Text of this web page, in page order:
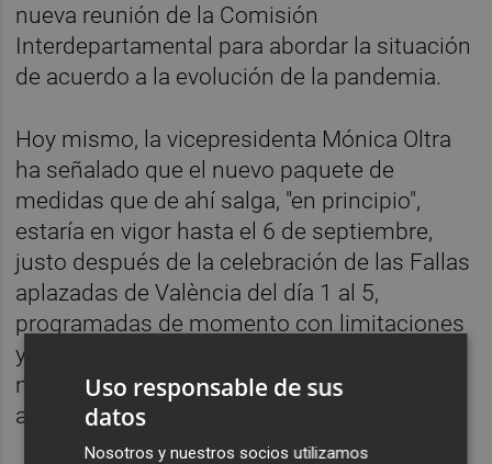
nueva reunión de la Comisión
Interdepartamental para abordar la situación
de acuerdo a la evolución de la pandemia.
Hoy mismo, la vicepresidenta Mónica Oltra
ha señalado que el nuevo paquete de
medidas que de ahí salga, "en principio",
estaría en vigor hasta el 6 de septiembre,
justo después de la celebración de las Fallas
aplazadas de València del día 1 al 5,
programadas de momento con limitaciones
y varios escenarios. Pero, ha remarcado, eso
no quiere decir que no se puedan cambiar
antes en función de la situación.
Uso responsable de sus
datos
Nosotros y nuestros socios utilizamos